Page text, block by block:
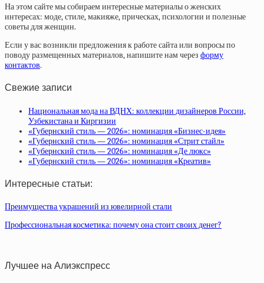
На этом сайте мы собираем интересные материалы о женских
интересах: моде, стиле, макияже, прическах, психологии и полезные
советы для женщин.
Если у вас возникли предложения к работе сайта или вопросы по
поводу размещенных материалов, напишите нам через форму
контактов.
Свежие записи
Национальная мода на ВДНХ: коллекции дизайнеров России,
Узбекистана и Киргизии
«Губернский стиль — 2026»: номинация «Бизнес-идея»
«Губернский стиль — 2026»: номинация «Стрит стайл»
«Губернский стиль — 2026»: номинация «Де люкс»
«Губернский стиль — 2026»: номинация «Креатив»
Интересные статьи:
Преимущества украшений из ювелирной стали
Профессиональная косметика: почему она стоит своих денег?
Лучшее на Алиэкспресс